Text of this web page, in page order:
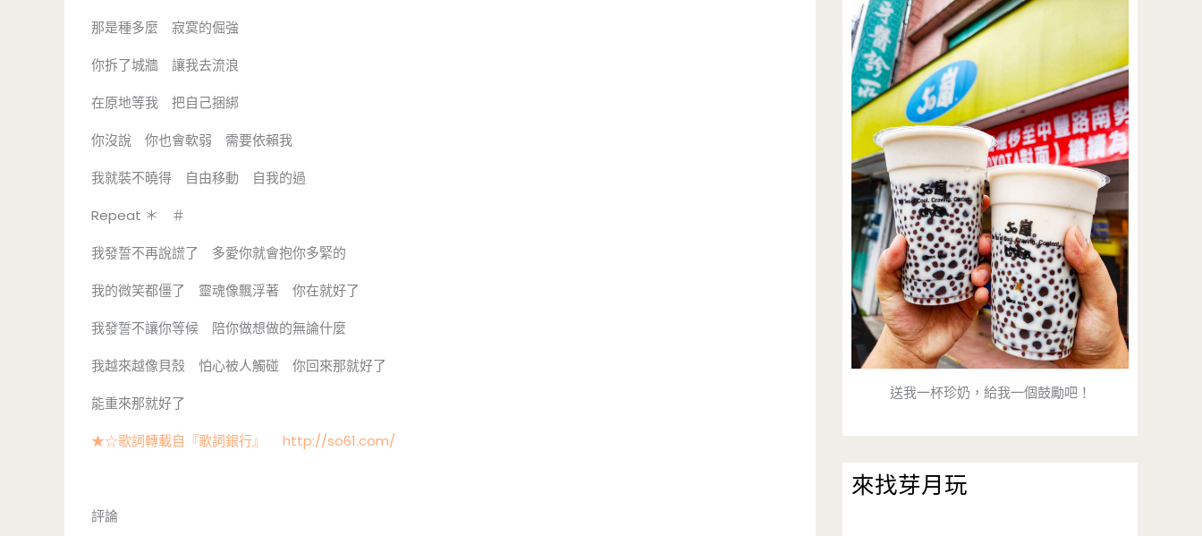
那是種多麼 寂寞的倔強
你拆了城牆 讓我去流浪
在原地等我 把自己捆綁
你沒說 你也會軟弱 需要依賴我
我就裝不曉得 自由移動 自我的過
Repeat ＊ ＃
我發誓不再說謊了 多愛你就會抱你多緊的
我的微笑都僵了 靈魂像飄浮著 你在就好了
我發誓不讓你等候 陪你做想做的無論什麼
我越來越像貝殼 怕心被人觸碰 你回來那就好了
能重來那就好了
★☆歌詞轉載自『歌詞銀行』 http://so61.com/
評論
送我一杯珍奶，給我一個鼓勵吧！
來找芽月玩